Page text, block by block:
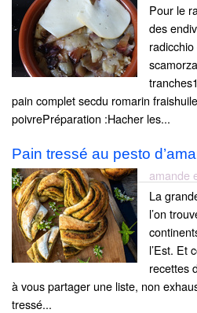
Pour le
des
pain complet secdu romarin
poivrePréparation :Hacher les...
Pain tressé au pesto
amande
La
l’on
l’Est. Et
recettes
à vous partager une liste, non
tressé...